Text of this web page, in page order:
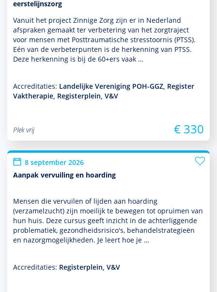
eerstelijnszorg
Vanuit het project Zinnige Zorg zijn er in Nederland
afspraken gemaakt ter verbetering van het zorgtraject
voor mensen met Posttraumatische stresstoor­nis (PTSS).
Eén van de verbeterpunten is de herkenning van PTSS.
Deze herkenning is bij de 60+ers vaak …
Accreditaties: Landelijke Vereniging POH-GGZ, Register
Vaktherapie, Registerplein, V&V
Plek vrij € 330
8 september 2026
Aanpak vervuiling en hoarding
Mensen die vervuilen of lijden aan hoarding
(verzamelzucht) zijn moeilijk te bewegen tot opruimen van
hun huis. Deze cursus geeft inzicht in de achterliggende
proble­ma­tiek, gezond­heidsrisico's, behan­delstrategieën
en nazorgmoge­lijk­heden. Je leert hoe je …
Accreditaties: Registerplein, V&V